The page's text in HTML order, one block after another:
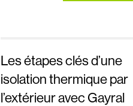
Les étapes clés d’une
isolation thermique par
l’extérieur avec Gayral